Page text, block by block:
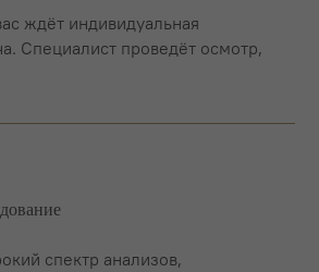
ждёт индивидуальная
Специалист проведёт осмотр,
спектр анализов,